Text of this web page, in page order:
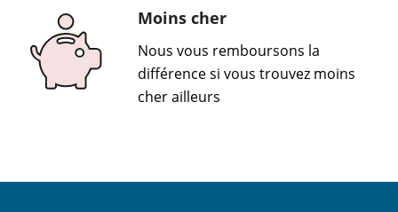
Moins cher
Nous vous remboursons la
différence si vous trouvez moins
cher ailleurs